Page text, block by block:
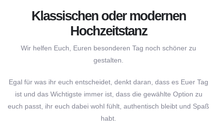
Klassischen oder modernen
Hochzeitstanz
Wir helfen Euch, Euren besonderen Tag noch schöner zu
gestalten.
Egal für was ihr euch entscheidet, denkt daran, dass es Euer Tag
ist und das Wichtigste immer ist, dass die gewählte Option zu
euch passt, ihr euch dabei wohl fühlt, authentisch bleibt und Spaß
habt.